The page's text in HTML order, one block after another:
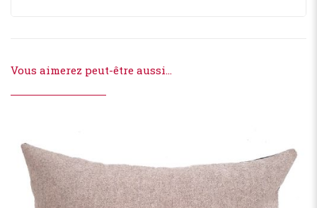
Vous aimerez peut-être aussi…